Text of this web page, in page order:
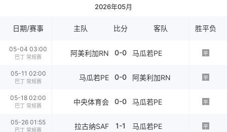
2026年05月
日期/赛事 主队 比分 客队 胜平负
05-04 03:00
巴丁 常规赛 阿美利加RN 0-0 马瓜若PE 平
05-11 02:00
巴丁 常规赛 马瓜若PE 0-0 阿美利加RN 平
05-18 02:00
巴丁 常规赛 中央体育会 0-0 马瓜若PE 平
05-26 01:55
巴丁 常规赛 拉古纳SAF 1-1 马瓜若PE 平